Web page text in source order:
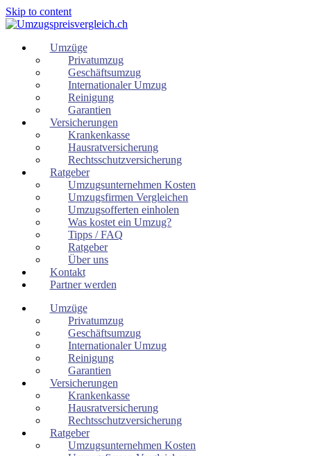
Skip to content
Umzüge
Privatumzug
Geschäftsumzug
Internationaler Umzug
Reinigung
Garantien
Versicherungen
Krankenkasse
Hausratversicherung
Rechtsschutzversicherung
Ratgeber
Umzugsunternehmen Kosten
Umzugsfirmen Vergleichen
Umzugsofferten einholen
Was kostet ein Umzug?
Tipps / FAQ
Ratgeber
Über uns
Kontakt
Partner werden
Umzüge
Privatumzug
Geschäftsumzug
Internationaler Umzug
Reinigung
Garantien
Versicherungen
Krankenkasse
Hausratversicherung
Rechtsschutzversicherung
Ratgeber
Umzugsunternehmen Kosten